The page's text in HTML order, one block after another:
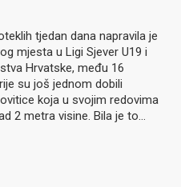
tjedan dana napravila je
mjesta u Ligi Sjever U19 i
Hrvatske, među 16
su još jednom dobili
koja u svojim redovima
2 metra visine. Bila je to…